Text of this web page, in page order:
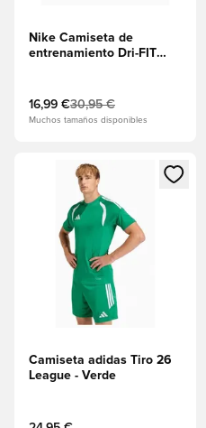
Nike Camiseta de
entrenamiento Dri-FIT
16,99 €30,95 €
Muchos tamaños disponibles
Abre un modal para iniciar
Camiseta adidas Tiro 26
League - Verde